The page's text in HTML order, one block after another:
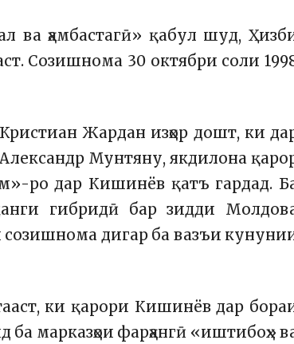
ва ҳамбастагӣ» қабул шуд,
Созишнома 30 октябри соли
Жардан изҳор дошт, ки
Александр Мунтяну, якдилона
ро дар Кишинёв қатъ гардад.
гибридӣ бар зидди
дигар ба вазъи
ки қарори Кишинёв дар
марказҳои фарҳангӣ «иштибоҳ»